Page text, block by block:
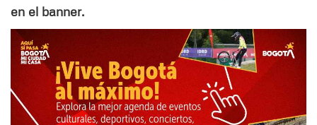
en el banner.